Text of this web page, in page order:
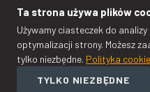
© 2009–2026 KODO Auto
Wszelkie
UsługiOferta
Ta strona używa plików
Używamy ciasteczek do
optymalizacji strony. Możesz
tylko niezbędne. Polityka
TYLKO NIEZBĘDNE